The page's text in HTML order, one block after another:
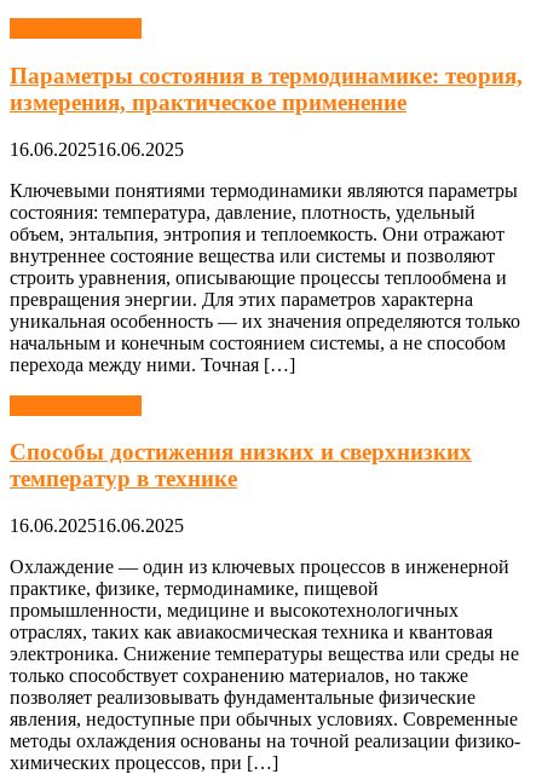
Параметры состояния в термодинамике: теория,
измерения, практическое применение
16.06.202516.06.2025
Ключевыми понятиями термодинамики являются параметры
состояния: температура, давление, плотность, удельный
объем, энтальпия, энтропия и теплоемкость. Они отражают
внутреннее состояние вещества или системы и позволяют
строить уравнения, описывающие процессы теплообмена и
превращения энергии. Для этих параметров характерна
уникальная особенность — их значения определяются только
начальным и конечным состоянием системы, а не способом
перехода между ними. Точная […]
Способы достижения низких и сверхнизких
температур в технике
16.06.202516.06.2025
Охлаждение — один из ключевых процессов в инженерной
практике, физике, термодинамике, пищевой
промышленности, медицине и высокотехнологичных
отраслях, таких как авиакосмическая техника и квантовая
электроника. Снижение температуры вещества или среды не
только способствует сохранению материалов, но также
позволяет реализовывать фундаментальные физические
явления, недоступные при обычных условиях. Современные
методы охлаждения основаны на точной реализации физико-
химических процессов, при […]